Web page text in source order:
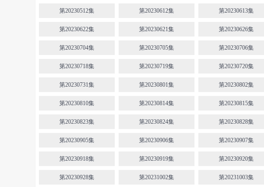
第20230512集 第20230612集 第20230613集
第20230622集 第20230621集 第20230626集
第20230704集 第20230705集 第20230706集
第20230718集 第20230719集 第20230720集
第20230731集 第20230801集 第20230802集
第20230810集 第20230814集 第20230815集
第20230823集 第20230824集 第20230828集
第20230905集 第20230906集 第20230907集
第20230918集 第20230919集 第20230920集
第20230928集 第20231002集 第20231003集